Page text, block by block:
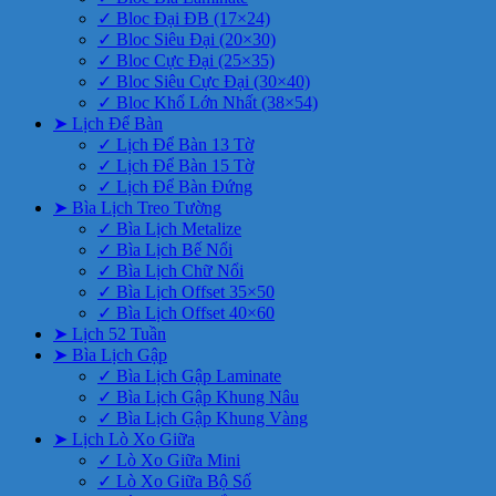
✓ Bloc Đại ĐB (17×24)
✓ Bloc Siêu Đại (20×30)
✓ Bloc Cực Đại (25×35)
✓ Bloc Siêu Cực Đại (30×40)
✓ Bloc Khổ Lớn Nhất (38×54)
➤ Lịch Để Bàn
✓ Lịch Để Bàn 13 Tờ
✓ Lịch Để Bàn 15 Tờ
✓ Lịch Để Bàn Đứng
➤ Bìa Lịch Treo Tường
✓ Bìa Lịch Metalize
✓ Bìa Lịch Bế Nổi
✓ Bìa Lịch Chữ Nổi
✓ Bìa Lịch Offset 35×50
✓ Bìa Lịch Offset 40×60
➤ Lịch 52 Tuần
➤ Bìa Lịch Gập
✓ Bìa Lịch Gập Laminate
✓ Bìa Lịch Gập Khung Nâu
✓ Bìa Lịch Gập Khung Vàng
➤ Lịch Lò Xo Giữa
✓ Lò Xo Giữa Mini
✓ Lò Xo Giữa Bộ Số